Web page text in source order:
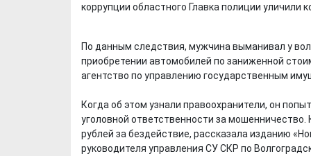
коррупции областного Главка полиции
По данным следствия, мужчина выманивал у
приобретении автомобилей по заниженной
агентство по управлению государственным
Когда об этом узнали правоохранители, он
уголовной ответственности за
рублей за бездействие, рассказала изданию
руководителя управления СУ СКР по